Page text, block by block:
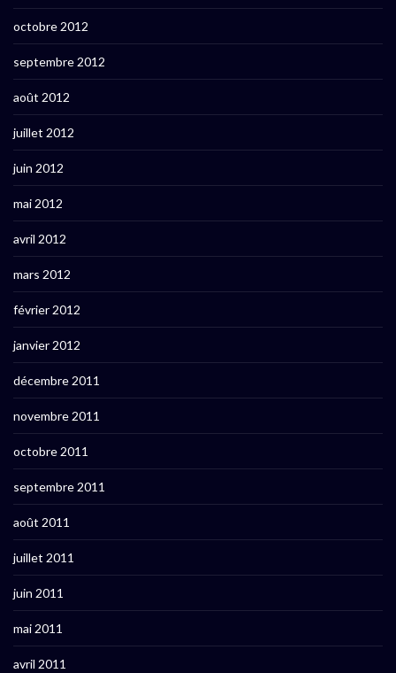
octobre 2012
septembre 2012
août 2012
juillet 2012
juin 2012
mai 2012
avril 2012
mars 2012
février 2012
janvier 2012
décembre 2011
novembre 2011
octobre 2011
septembre 2011
août 2011
juillet 2011
juin 2011
mai 2011
avril 2011